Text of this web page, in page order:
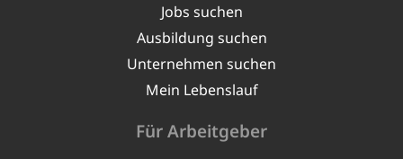
Jobs suchen
Ausbildung suchen
Unternehmen suchen
Mein Lebenslauf
Für Arbeitgeber